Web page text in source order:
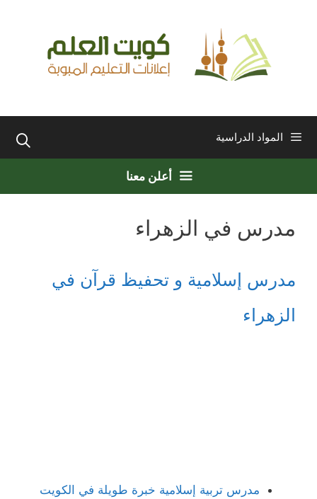
المواد الدراسية
أعلن معنا
مدرس في الزهراء
مدرس إسلامية و تحفيظ قرآن في
الزهراء
مدرس تربية إسلامية خبرة طويلة في الكويت